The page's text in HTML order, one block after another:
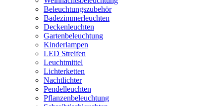
Beleuchtungszubehör
Badezimmerleuchten
Deckenleuchten
Gartenbeleuchtung
Kinderlampen
LED Streifen
Leuchtmittel
Lichterketten
Nachtlichter
Pendelleuchten
Pflanzenbeleuchtung